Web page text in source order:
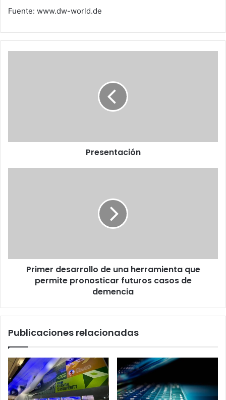
Fuente: www.dw-world.de
Presentación
futuros
Primer desarrollo de una herramienta que
permite pronosticar futuros casos de
demencia
Publicaciones relacionadas